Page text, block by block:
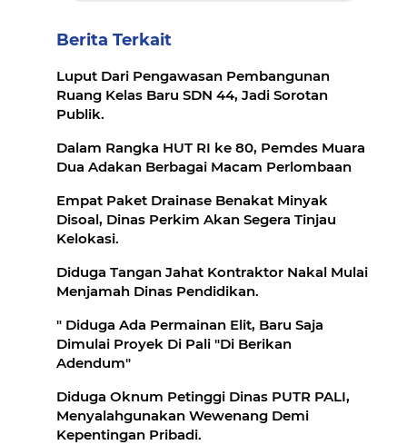
Berita Terkait
Luput Dari Pengawasan Pembangunan
Ruang Kelas Baru SDN 44, Jadi Sorotan
Publik.
Dalam Rangka HUT RI ke 80, Pemdes Muara
Dua Adakan Berbagai Macam Perlombaan
Empat Paket Drainase Benakat Minyak
Disoal, Dinas Perkim Akan Segera Tinjau
Kelokasi.
Diduga Tangan Jahat Kontraktor Nakal Mulai
Menjamah Dinas Pendidikan.
" Diduga Ada Permainan Elit, Baru Saja
Dimulai Proyek Di Pali "Di Berikan
Adendum"
Diduga Oknum Petinggi Dinas PUTR PALI,
Menyalahgunakan Wewenang Demi
Kepentingan Pribadi.